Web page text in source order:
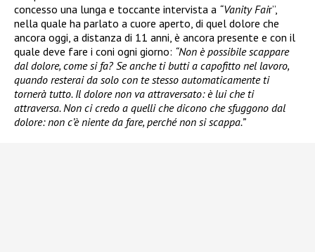
concesso una lunga e toccante intervista a “Vanity Fair”,
nella quale ha parlato a cuore aperto, di quel dolore che
ancora oggi, a distanza di 11 anni, è ancora presente e con il
quale deve fare i coni ogni giorno: “Non è possibile scappare
dal dolore, come si fa? Se anche ti butti a capofitto nel lavoro,
quando resterai da solo con te stesso automaticamente ti
tornerà tutto. Il dolore non va attraversato: è lui che ti
attraversa. Non ci credo a quelli che dicono che sfuggono dal
dolore: non c’è niente da fare, perché non si scappa.”